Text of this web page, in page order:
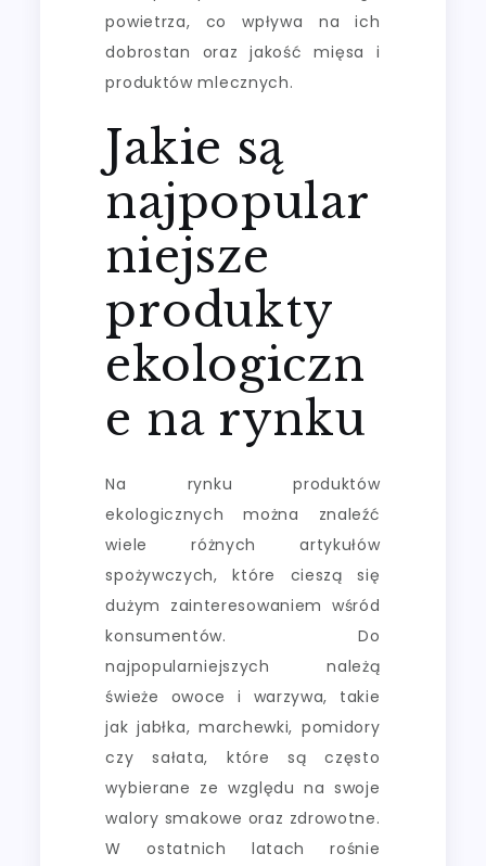
powietrza, co wpływa na ich
dobrostan oraz jakość mięsa i
produktów mlecznych.
Jakie są
najpopular
niejsze
produkty
ekologiczn
e na rynku
Na rynku produktów
ekologicznych można znaleźć
wiele różnych artykułów
spożywczych, które cieszą się
dużym zainteresowaniem wśród
konsumentów. Do
najpopularniejszych należą
świeże owoce i warzywa, takie
jak jabłka, marchewki, pomidory
czy sałata, które są często
wybierane ze względu na swoje
walory smakowe oraz zdrowotne.
W ostatnich latach rośnie